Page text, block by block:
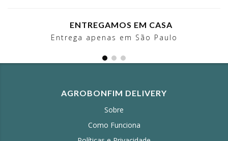
ENTREGAMOS EM CASA
Entrega apenas em São Paulo
AGROBONFIM DELIVERY
Sobre
Como Funciona